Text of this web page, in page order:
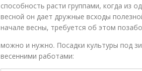
способность расти группами, когда из
весной он дает дружные всходы
начале весны, требуется об этом
можно и нужно. Посадки культуры под
весенними работами: